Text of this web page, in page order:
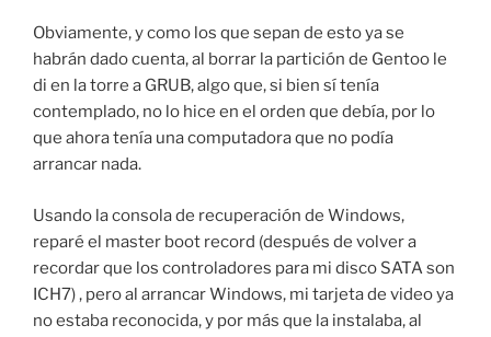
Obviamente, y como los que sepan de esto ya se
habrán dado cuenta, al borrar la partición de Gentoo le
di en la torre a GRUB, algo que, si bien sí tenía
contemplado, no lo hice en el orden que debía, por lo
que ahora tenía una computadora que no podía
arrancar nada.
Usando la consola de recuperación de Windows,
reparé el master boot record (después de volver a
recordar que los controladores para mi disco SATA son
ICH7) , pero al arrancar Windows, mi tarjeta de video ya
no estaba reconocida, y por más que la instalaba, al